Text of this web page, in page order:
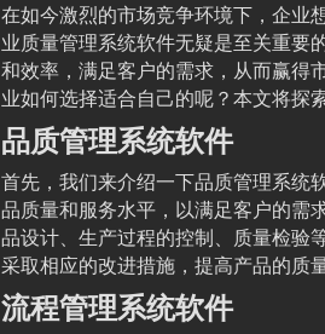
在如今激烈的市场竞争环境下，企业
业质量管理系统软件无疑是至关重要
和效率，满足客户的需求，从而赢得
业如何选择适合自己的呢？本文将探
品质管理系统软件
首先，我们来介绍一下品质管理系统
品质量和服务水平，以满足客户的需
品设计、生产过程的控制、质量检验
采取相应的改进措施，提高产品的质量
流程管理系统软件